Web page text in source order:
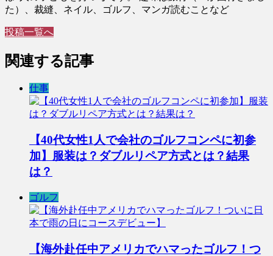
た）、裁縫、ネイル、ゴルフ、マンガ読むことなど
投稿一覧へ
関連する記事
仕事
【40代女性1人で会社のゴルフコンペに初参
加】服装は？ダブルリペア方式とは？結果
は？
ゴルフ
【海外赴任中アメリカでハマったゴルフ！つ